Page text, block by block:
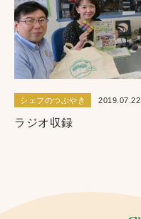
シェフのつぶやき 2019.07.22
ラジオ収録